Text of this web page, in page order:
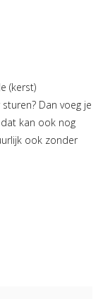
(kerst)
Dan voeg je
kan ook nog
ook zonder